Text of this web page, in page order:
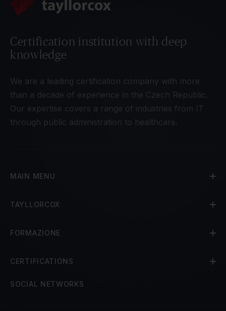
Certification institution with deep
knowledge
We are a leading certification company with more
than a decade of experience in the Czech Republic.
Our expertise covers a range of industries from IT
through public administration to healthcare.
MAIN MENU
TAYLLORCOX
FORMAZIONE
CERTIFICATIONS
SOCIAL NETWORKS